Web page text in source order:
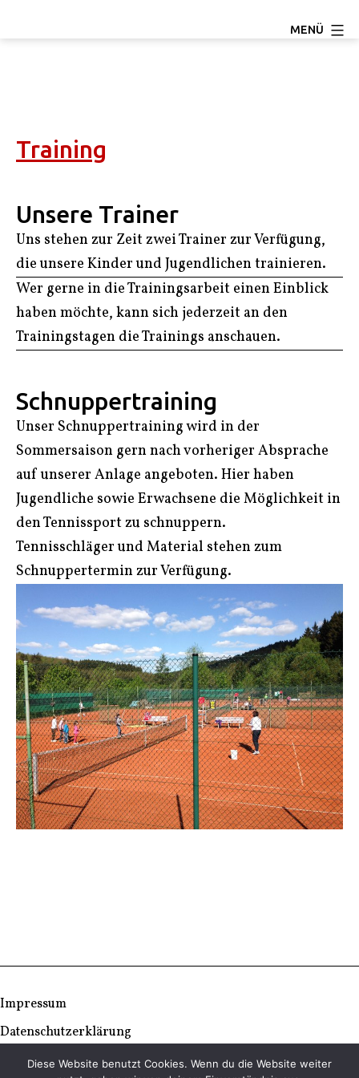
Inhalt
MENÜ
Training
Unsere Trainer
Uns stehen zur Zeit zwei Trainer zur Verfügung,
die unsere Kinder und Jugendlichen trainieren.
Wer gerne in die Trainingsarbeit einen Einblick
haben möchte, kann sich jederzeit an den
Trainingstagen die Trainings anschauen.
Schnuppertraining
Unser Schnuppertraining wird in der
Sommersaison gern nach vorheriger Absprache
auf unserer Anlage angeboten. Hier haben
Jugendliche sowie Erwachsene die Möglichkeit in
den Tennissport zu schnuppern.
Tennisschläger und Material stehen zum
Schnuppertermin zur Verfügung.
© Copyright 2026 | TC Ludwigseck
Impressum
Datenschutzerklärung
Diese Website benutzt Cookies. Wenn du die Website weiter